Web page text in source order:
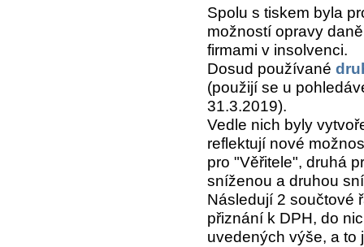
Spolu s tiskem byla
možností opravy
firmami v insolvenci.
Dosud používané
(použijí se u
31.3.2019).
Vedle nich byly
reflektují nové
pro "Věřitele", druhá
sníženou a druhou
Následují 2 součtové
přiznání k DPH, do
uvedených výše, a to